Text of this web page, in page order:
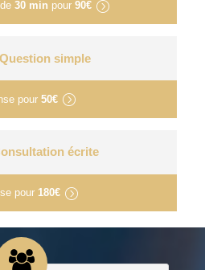
30 min pour 90€
Question simple
pour 50€
écrite
pour 180€